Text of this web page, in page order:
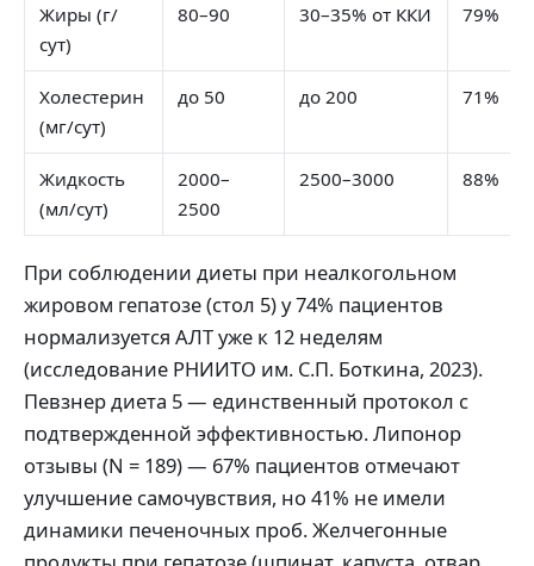
Жиры (г/
сут)
80–90 30–35% от ККИ 79%
Холестерин
(мг/сут)
до 50 до 200 71%
Жидкость
(мл/сут)
2000–
2500
2500–3000 88%
При соблюдении диеты при неалкогольном
жировом гепатозе (стол 5) у 74% пациентов
нормализуется АЛТ уже к 12 неделям
(исследование РНИИТО им. С.П. Боткина, 2023).
Певзнер диета 5 — единственный протокол с
подтвержденной эффективностью. Липонор
отзывы (N = 189) — 67% пациентов отмечают
улучшение самочувствия, но 41% не имели
динамики печеночных проб. Желчегонные